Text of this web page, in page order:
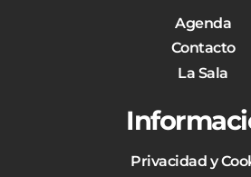
Agenda
Contacto
La Sala
Privacidad y